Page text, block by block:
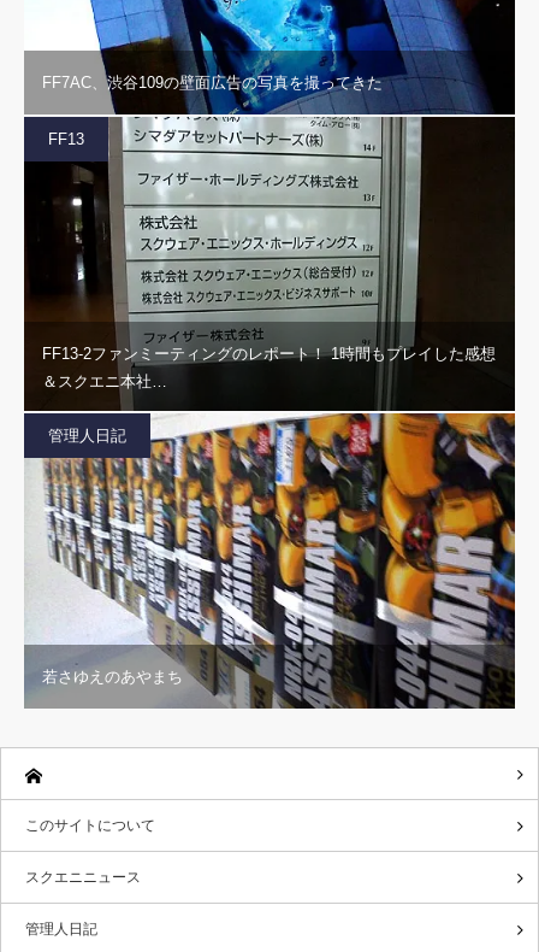
FF7AC、渋谷109の壁面広告の写真を撮ってきた
FF13
FF13-2ファンミーティングのレポート！ 1時間もプレイした感想
＆スクエニ本社…
管理人日記
若さゆえのあやまち
このサイトについて
スクエニニュース
管理人日記